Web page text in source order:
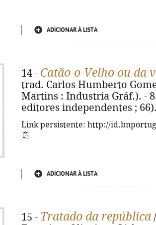
ADICIONAR À LISTA
14 - Catão-o-Velho ou da
trad. Carlos Humberto
Martins : Industria Gráf.). -
editores independentes ;
Link persistente: http://
ADICIONAR À LISTA
15 - Tratado da república